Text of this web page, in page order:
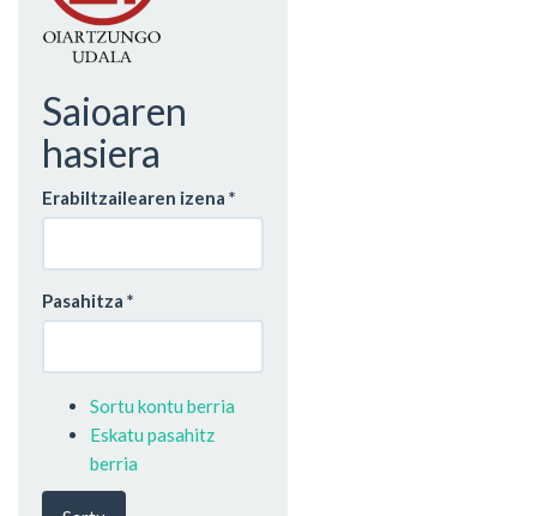
Saioaren
hasiera
Erabiltzailearen izena *
Pasahitza *
Sortu kontu berria
Eskatu pasahitz
berria